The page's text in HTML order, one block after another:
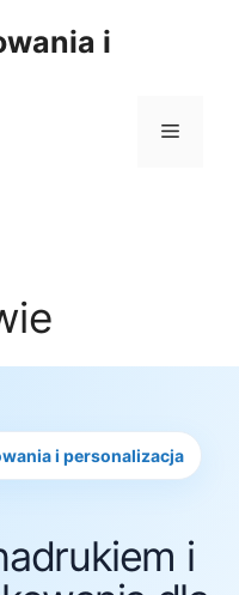
i
Menu
i personalizacja
i